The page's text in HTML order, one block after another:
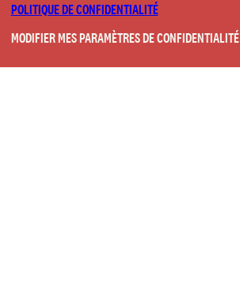
POLITIQUE DE CONFIDENTIALITÉ
MODIFIER MES PARAMÈTRES DE CONFIDENTIALITÉ